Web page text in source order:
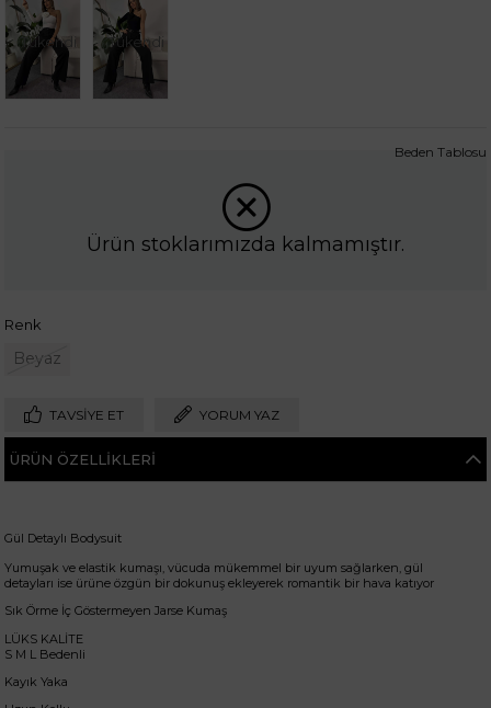
Tükendi Tükendi
Ürün stoklarımızda kalmamıştır.
Renk
Beyaz
Beden Tablosu
TAVSIYE ET YORUM YAZ
ÜRÜN ÖZELLIKLERI
Gül Detaylı Bodysuit
Yumuşak ve elastik kumaşı, vücuda mükemmel bir uyum sağlarken, gül
detayları ise ürüne özgün bir dokunuş ekleyerek romantik bir hava katıyor
Sık Örme İç Göstermeyen Jarse Kumaş
LÜKS KALİTE
S M L Bedenli
Kayık Yaka